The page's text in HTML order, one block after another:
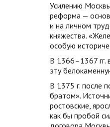
Усилению
реформа —
и на личном
княжества.
особую
В 1366–1367 гг.
эту
В 1375 г. после
братом».
ростовские,
как бы пробой